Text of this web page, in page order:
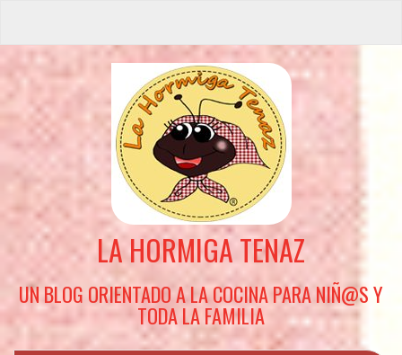
LA HORMIGA TENAZ
UN BLOG ORIENTADO A LA COCINA PARA NIÑ@S Y
TODA LA FAMILIA